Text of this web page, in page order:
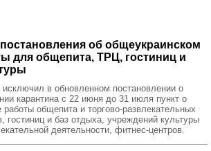
об общеукраинском
для общепита, ТРЦ, гостиниц и
исключил в обновленном постановлении о
карантина с 22 июня до 31 июля пункт о
работы общепита и торгово-развлекательных
гостиниц и баз отдыха, учреждений культуры
деятельности, фитнес-центров.